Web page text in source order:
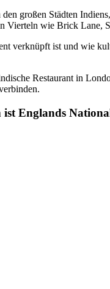
den großen Städten
Vierteln wie Brick Lane,
verknüpft ist und wie
Restaurant in
Englands